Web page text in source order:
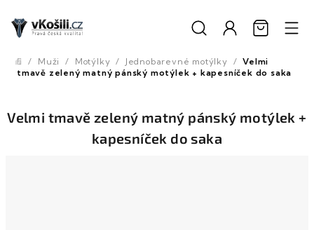
obsah
Domů
/ Muži / Motýlky / Jednobarevné motýlky / Velmi
tmavě zelený matný pánský motýlek + kapesníček do saka
Velmi tmavě zelený matný pánský motýlek +
kapesníček do saka